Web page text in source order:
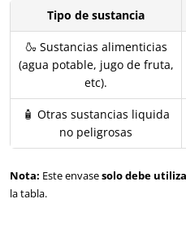
Tipo de sustancia
🍶 Sustancias alimenticias
(agua potable, jugo de fruta,
etc).
🧴 Otras sustancias liquida
no peligrosas
Nota: Este envasesolo debe
la tabla.